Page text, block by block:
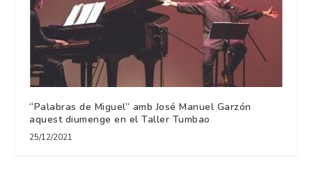
“Palabras de Miguel” amb José Manuel Garzón
aquest diumenge en el Taller Tumbao
25/12/2021